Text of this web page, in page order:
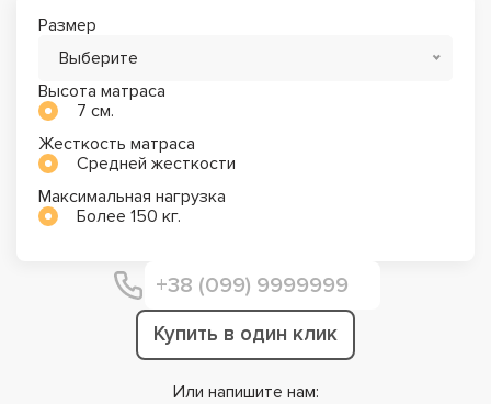
Размер
Выберите
Высота матраса
7 см.
Жесткость матраса
Средней жесткости
Максимальная нагрузка
Более 150 кг.
Купить в один клик
Или напишите нам: